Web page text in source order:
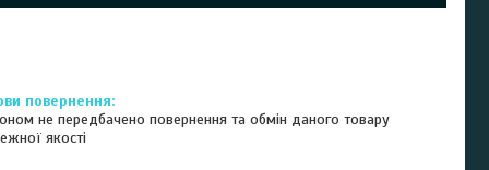
не передбачено повернення та обмін даного товару
якості